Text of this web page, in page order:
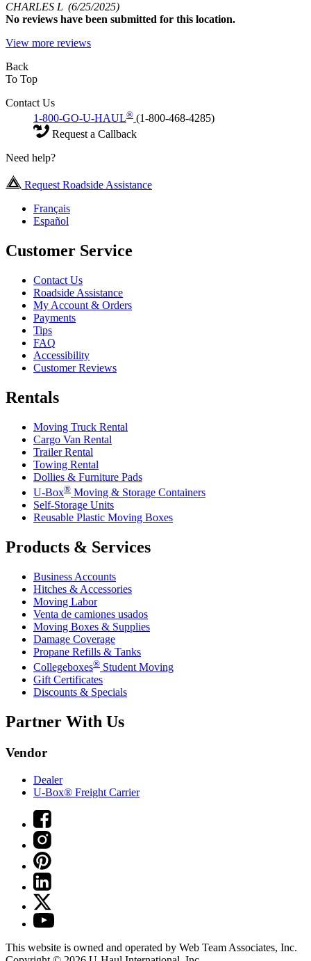
CHARLES L (6/25/2025)
No reviews have been submitted for this location.
View more reviews
Back
To Top
Contact Us
1-800-GO-U-HAUL® (1-800-468-4285)
Request a Callback
Need help?
Request Roadside Assistance
Français
Español
Customer Service
Contact Us
Roadside Assistance
My Account & Orders
Payments
Tips
FAQ
Accessibility
Customer Reviews
Rentals
Moving Truck Rental
Cargo Van Rental
Trailer Rental
Towing Rental
Dollies & Furniture Pads
U-Box® Moving & Storage Containers
Self-Storage Units
Reusable Plastic Moving Boxes
Products & Services
Business Accounts
Hitches & Accessories
Moving Labor
Venta de camiones usados
Moving Boxes & Supplies
Damage Coverage
Propane Refills & Tanks
Collegeboxes® Student Moving
Gift Certificates
Discounts & Specials
Partner With Us
Vendor
Dealer
U-Box® Freight Carrier
This website is owned and operated by Web Team Associates, Inc.